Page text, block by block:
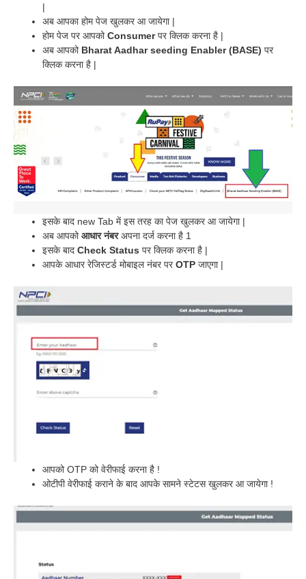
|
अब आपका होम पेज खुलकर आ जायेगा |
होम पेज पर आपकोConsumerपर क्लिक करना है |
अब आपको Bharat Aadhar seeding Enabler (BASE) पर
क्लिक करना है |
इसके बाद new Tab में इस तरह का पेज खुलकर आ जायेगा |
अब आपकोआधार नंबरअपना दर्ज करना है 1
इसके बाद Check Status पर क्लिक करना है |
आपके आधार रेजिस्टर्ड मोबाइल नंबर परOTP जाएगा |
आपको OTP को वेरीफाई करना है !
ओटीपी वेरीफाई कराने के बाद आपके सामने स्टेटस खुलकर आ जायेगा !